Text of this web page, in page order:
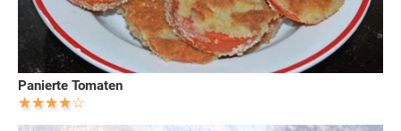
Panierte Tomaten